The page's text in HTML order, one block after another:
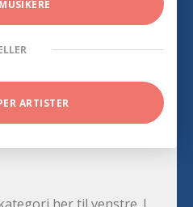
ARTISTER